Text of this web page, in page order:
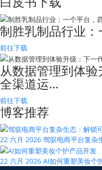
制胜乳制品行业
前往下载
从数据管理到体
全渠道运…
前往下载
博客推荐
22 六月 2026 驾驭电商平台复杂
22 六月 2026 AI如何重塑美妆个